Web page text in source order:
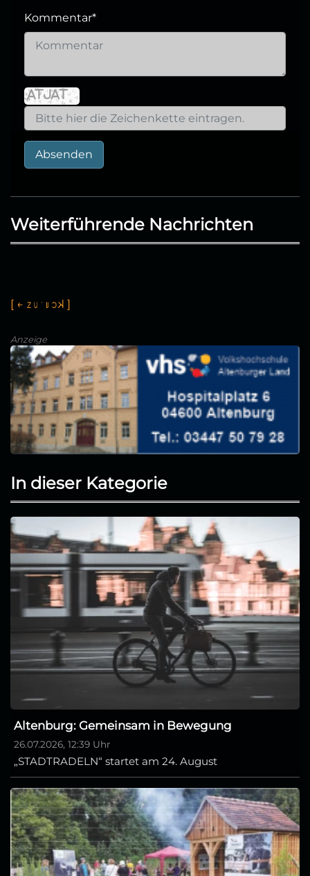
Kommentar*
Absenden
Weiterführende Nachrichten
[ ← z u r ü ck ]
Anzeige
In dieser Kategorie
Altenburg: Gemeinsam in Bewegung
26.07.2026, 12:39 Uhr
„STADTRADELN“ startet am 24. August